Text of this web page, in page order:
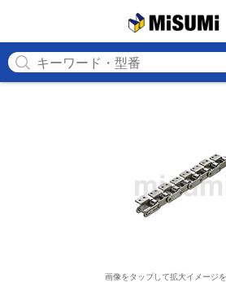
画像をタップして拡大イメージ